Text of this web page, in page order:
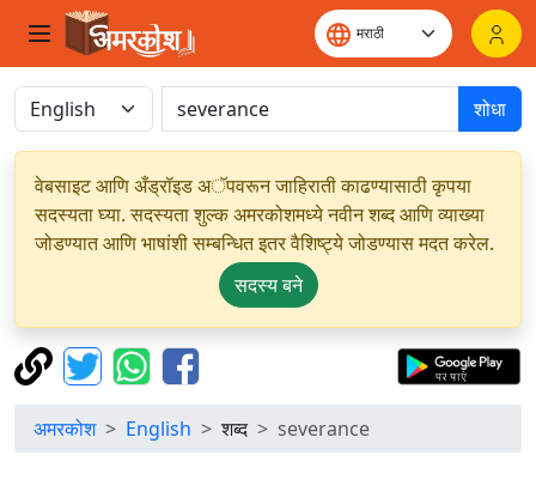
शोधा
वेबसाइट आणि अँड्रॉइड अॅपवरून जाहिराती काढण्यासाठी कृपया
सदस्यता घ्या. सदस्यता शुल्क अमरकोशमध्ये नवीन शब्द आणि व्याख्या
जोडण्यात आणि भाषांशी सम्बन्धित इतर वैशिष्ट्ये जोडण्यास मदत करेल.
सदस्य बने
अमरकोश English शब्द severance